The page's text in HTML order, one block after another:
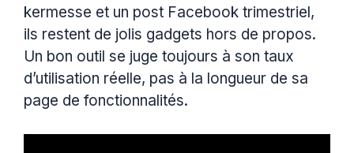
kermesse et un post Facebook trimestriel,
ils restent de jolis gadgets hors de propos.
Un bon outil se juge toujours à son taux
d’utilisation réelle, pas à la longueur de sa
page de fonctionnalités.